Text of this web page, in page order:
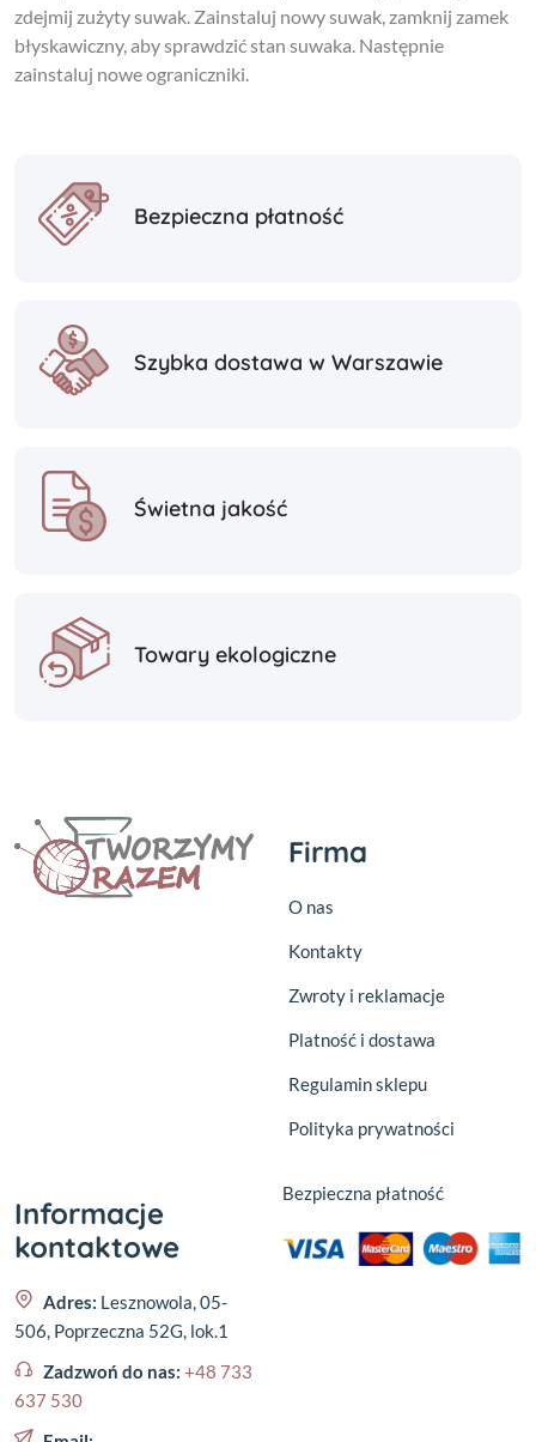
zdejmij zużyty suwak. Zainstaluj nowy suwak, zamknij zamek
błyskawiczny, aby sprawdzić stan suwaka. Następnie
zainstaluj nowe ograniczniki.
Bezpieczna płatność
Szybka dostawa w Warszawie
Świetna jakość
Towary ekologiczne
Firma
O nas
Kontakty
Zwroty i reklamacje
Platność i dostawa
Regulamin sklepu
Polityka prywatności
Informacje
kontaktowe
Adres: Lesznowola, 05-
506, Poprzeczna 52G, lok.1
Zadzwoń do nas: +48 733
637 530
Bezpieczna płatność